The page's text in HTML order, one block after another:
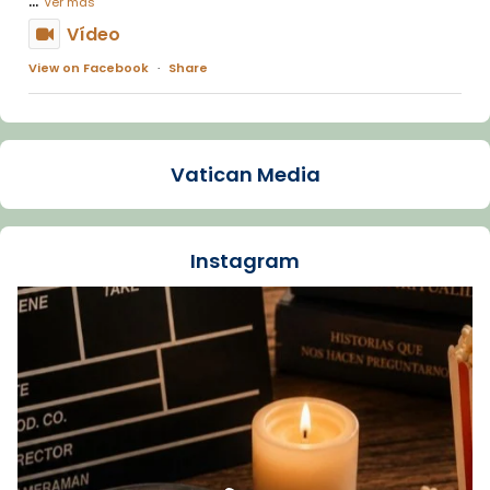
Vídeo
View on Facebook · Share
Arquebisbat de Barcelona
La Carmina va patir depressió. Fa gairebé
dos mesos, a l'Estadi Lluís Companys, la
Recupera l'entrevista comp
Vatican
tican News 👇
www.vaticannews.va/es/iglesia/news/2026-
07/carmina-historia-depresion-papa-viaje-
espana-testimoni...
Foto
Vatican Media
Instagram